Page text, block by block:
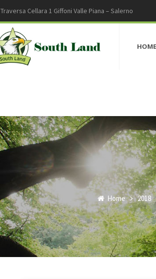
Traversa Cellara 1 Giffoni Valle Piana – Salerno
HOME
Home 2018